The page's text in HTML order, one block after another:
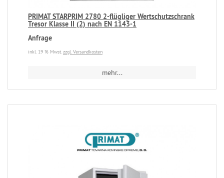
PRIMAT STARPRIM 2780 2-flügliger Wertschutzschrank
Tresor Klasse II (2) nach EN 1143-1
Anfrage
inkl. 19 % Mwst.zzgl. Versandkosten
mehr...